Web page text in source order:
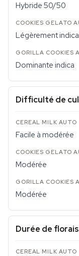
Hybride 50/50
Légèrement indica
Dominante indica
Difficulté de
Facile à modérée
Modérée
Modérée
Durée de